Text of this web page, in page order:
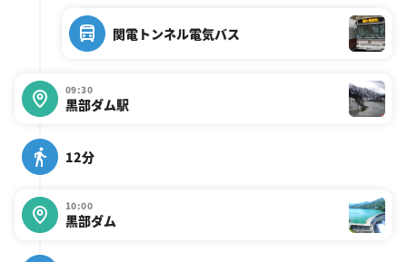
関電トンネル電気バス
09:30
黒部ダム駅
12分
10:00
黒部ダム